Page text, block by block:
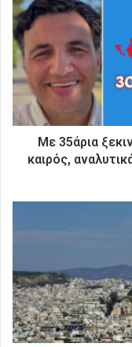
τ
η
ν
η
κ
ς
δ
ι
ε
ύ
Με 35άρια
καιρός,